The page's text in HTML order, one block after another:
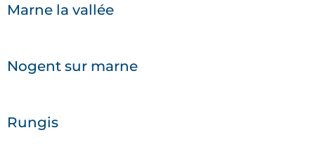
Marne la vallée
Nogent sur marne
Rungis